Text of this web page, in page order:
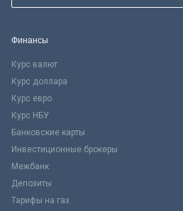
Финансы
Курс валют
Курс доллара
Курс евро
Курс НБУ
Банковские карты
Инвестиционные брокеры
Межбанк
Депозиты
Тарифы на газ